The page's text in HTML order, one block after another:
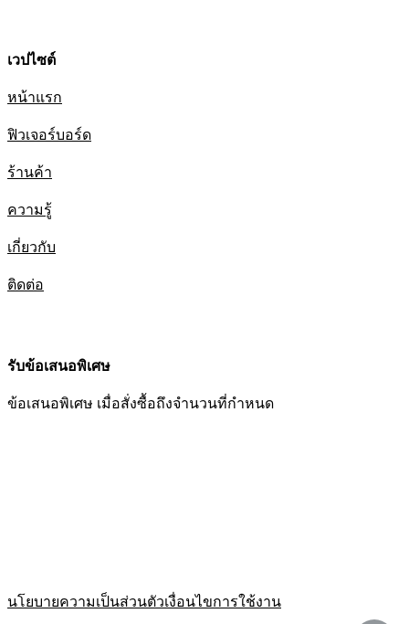
เวปไซต์
หน้าแรก
ฟิวเจอร์บอร์ด
ร้านค้า
ความรู้
เกี่ยวกับ
ติดต่อ
รับข้อเสนอพิเศษ
ข้อเสนอพิเศษ เมื่อสั่งซื้อถึงจำนวนที่กำหนด
นโยบายความเป็นส่วนตัวเงื่อนไขการใช้งาน